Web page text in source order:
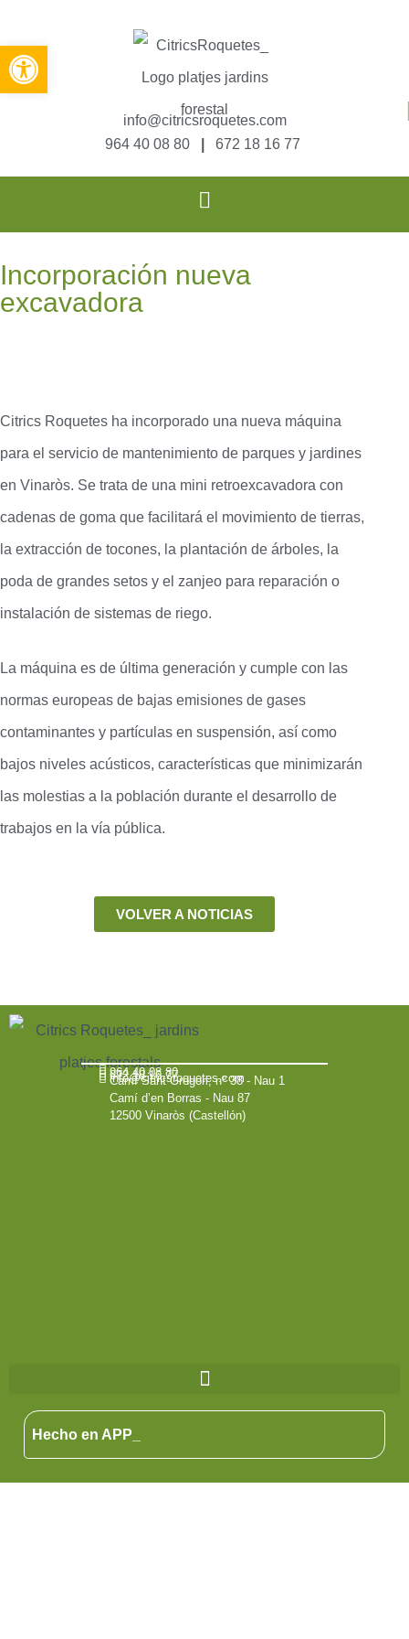
info@citricsroquetes.com
964 40 08 80
672 18 16 77
Incorporación nueva
excavadora
Citrics Roquetes ha incorporado una nueva máquina
para el servicio de mantenimiento de parques y jardines
en Vinaròs. Se trata de una mini retroexcavadora con
cadenas de goma que facilitará el movimiento de tierras,
la extracción de tocones, la plantación de árboles, la
poda de grandes setos y el zanjeo para reparación o
instalación de sistemas de riego.
La máquina es de última generación y cumple con las
normas europeas de bajas emisiones de gases
contaminantes y partículas en suspensión, así como
bajos niveles acústicos, características que minimizarán
las molestias a la población durante el desarrollo de
trabajos en la vía pública.
VOLVER A NOTICIAS
964 40 08 80
672 18 16 77
info@citricsroquetes.com
Camí Sant Gregori, nº 38 - Nau 1
Camí d’en Borras - Nau 87
12500 Vinaròs (Castellón)
Hecho en APP_
Abrir barra de herramientas